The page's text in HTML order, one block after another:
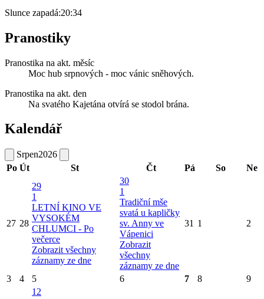
Slunce zapadá:20:34
Pranostiky
Pranostika na akt. měsíc
Moc hub srpnových - moc vánic sněhových.
Pranostika na akt. den
Na svatého Kajetána otvírá se stodol brána.
Kalendář
Srpen2026
Po Út St Čt Pá So Ne
27 28
29
1
LETNÍ KINO VE
VYSOKÉM
CHLUMCI - Po
večerce
Zobrazit všechny
záznamy ze dne
30
1
Tradiční mše
svatá u kapličky
sv. Anny ve
Vápenici
Zobrazit
všechny
záznamy ze dne
31 1 2
3 4 5 6 7 8 9
12